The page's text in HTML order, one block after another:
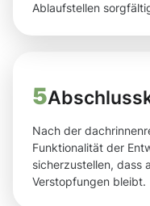
Ablaufstellen
5
Nach der
Funktionalität der
sicherzustellen, dass
Verstopfungen bleibt.